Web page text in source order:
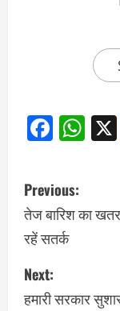
Previous:
तेज बारिश का
रहें सतर्क
Next:
हमारी सरकार